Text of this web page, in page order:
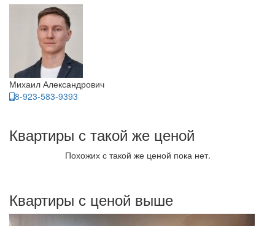
Михаил Александрович
8-923-583-9393
Квартиры с такой же ценой
Похожих с такой же ценой пока нет.
Квартиры с ценой выше